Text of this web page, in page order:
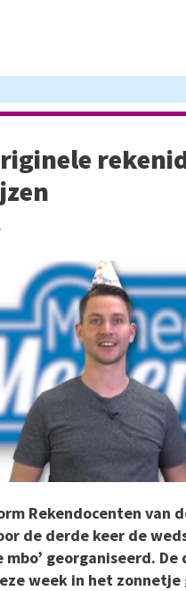
Rekendocenten van
de derde keer de
mbo’ georganiseerd.
week in het zonnetje